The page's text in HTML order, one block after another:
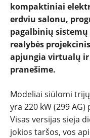
kompaktiniai
erdviu salonu,
pagalbinių
realybės
apjungia virtualų ir
pranešime.
Modeliai siūlomi
yra 220 kW (299
Visas versijas sieja
jokios taršos, vos